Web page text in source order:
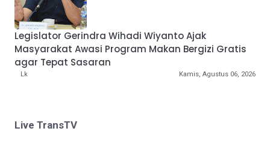
Legislator Gerindra Wihadi Wiyanto Ajak
Masyarakat Awasi Program Makan Bergizi Gratis
agar Tepat Sasaran
Lk Kamis, Agustus 06, 2026
Live TransTV